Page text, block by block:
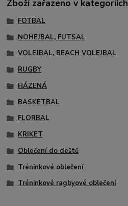
Zboží zařazeno v kategoriích
FOTBAL
NOHEJBAL, FUTSAL
VOLEJBAL, BEACH VOLEJBAL
RUGBY
HÁZENÁ
BASKETBAL
FLORBAL
KRIKET
Oblečení do deště
Tréninkové oblečení
Tréninkové ragbyové oblečení